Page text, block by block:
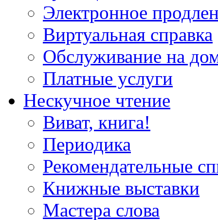
Электронное
Виртуальная справка
Обслуживание на
Платные услуги
Нескучное чтение
Виват, книга!
Периодика
Рекомендательные
Книжные выставки
Мастера слова